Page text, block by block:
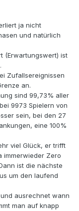
ja nicht
und natürlich
(Erwartungswert) ist
Zufallsereignissen
an.
sind 99,73% aller
9973 Spielern von
sein, bei den 27
eine 100%
viel Glück, er trifft
immerwieder Zero
ist die nächste
um den laufend
ausrechnet wann
man auf knapp